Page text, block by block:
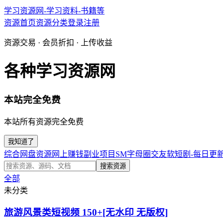
学习资源网-学习资料-书籍等
资源首页资源分类登录注册
资源交易 · 会员折扣 · 上传收益
各种学习资源网
本站完全免费
本站所有资源完全免费
我知道了
综合网盘资源 网上赚钱副业项目 SM字母圈交友软短剧-每日更
搜索资源
全部
未分类
旅游风景类短视频 150+[无水印 无版权]